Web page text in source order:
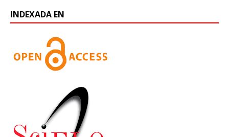
INDEXADA EN